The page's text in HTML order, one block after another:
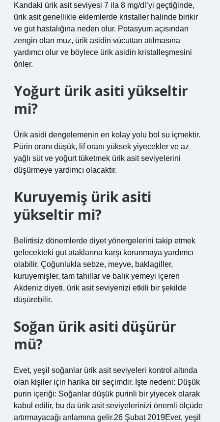
Kandaki ürik asit seviyesi 7 ila 8 mg/dl’yi geçtiğinde,
ürik asit genellikle eklemlerde kristaller halinde birikir
ve gut hastalığına neden olur. Potasyum açısından
zengin olan muz, ürik asidin vücuttan atılmasına
yardımcı olur ve böylece ürik asidin kristalleşmesini
önler.
Yoğurt ürik asiti yükseltir
mi?
Ürik asidi dengelemenin en kolay yolu bol su içmektir.
Pürin oranı düşük, lif oranı yüksek yiyecekler ve az
yağlı süt ve yoğurt tüketmek ürik asit seviyelerini
düşürmeye yardımcı olacaktır.
Kuruyemiş ürik asiti
yükseltir mi?
Belirtisiz dönemlerde diyet yönergelerini takip etmek
gelecekteki gut ataklarına karşı korunmaya yardımcı
olabilir. Çoğunlukla sebze, meyve, baklagiller,
kuruyemişler, tam tahıllar ve balık yemeyi içeren
Akdeniz diyeti, ürik asit seviyenizi etkili bir şekilde
düşürebilir.
Soğan ürik asiti düşürür
mü?
Evet, yeşil soğanlar ürik asit seviyeleri kontrol altında
olan kişiler için harika bir seçimdir. İşte nedeni: Düşük
purin içeriği: Soğanlar düşük purinli bir yiyecek olarak
kabul edilir, bu da ürik asit seviyelerinizi önemli ölçüde
artırmayacağı anlamına gelir.26 Şubat 2019Evet, yeşil